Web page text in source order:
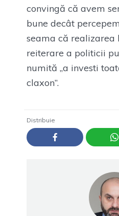
convingă că avem
bune decât
seama că realizarea
reiterare a politicii
numită „a investi
claxon”.
Distribuie